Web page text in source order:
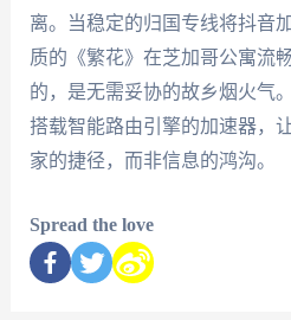
离。当稳定的归国专线将抖音
质的《繁花》在芝加哥公寓流
的，是无需妥协的故乡烟火气
搭载智能路由引擎的加速器，
家的捷径，而非信息的鸿沟。
Spread the love